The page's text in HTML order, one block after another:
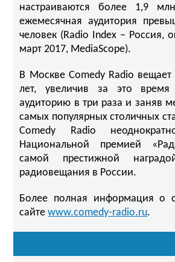
настраиваются более 1,9
ежемесячная аудитория
человек (Radio Index – Россия,
март 2017, MediaScope).
В Москве Comedy Radio вещает
лет, увеличив за это время
аудиторию в три раза и заняв
самых популярных столичных
Comedy Radio
Национальной премией
самой престижной
радиовещания в России.
Более полная информация о
сайтеwww.comedy-radio.ru.